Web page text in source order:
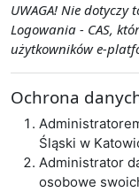
UWAGA! Nie
Logowania - CAS,
użytkowników e-
Ochrona
Śląski w
Administrator
osobowe